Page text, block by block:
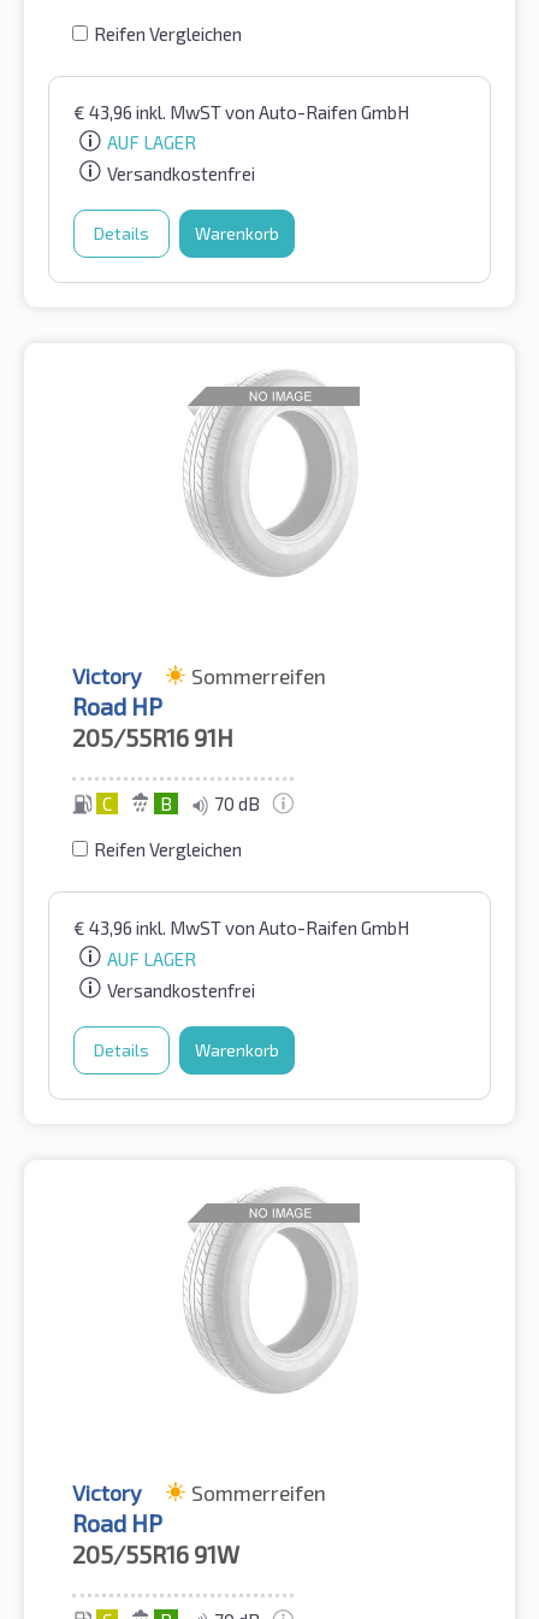
Reifen Vergleichen
€ 43,96 inkl. MwSTvon Auto-Raifen GmbH
AUF LAGER
Versandkostenfrei
Details Warenkorb
Victory Sommerreifen
Road HP
205/55R16 91H
C B 70 dB
Reifen Vergleichen
€ 43,96 inkl. MwSTvon Auto-Raifen GmbH
AUF LAGER
Versandkostenfrei
Details Warenkorb
Victory Sommerreifen
Road HP
205/55R16 91W